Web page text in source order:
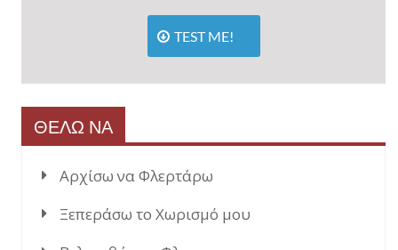
TEST ME!
ΘΕΛΩ ΝΑ
Αρχίσω να Φλερτάρω
Ξεπεράσω το Χωρισμό μου